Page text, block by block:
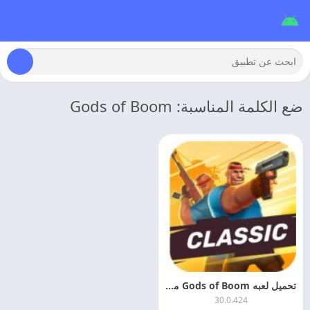
ضع الكلمة المناسبة: Gods of Boom
تحميل لعبه Gods of Boom مهكره 2026 اخر اصدار
30.0.424